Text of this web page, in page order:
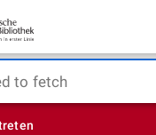
to fetch